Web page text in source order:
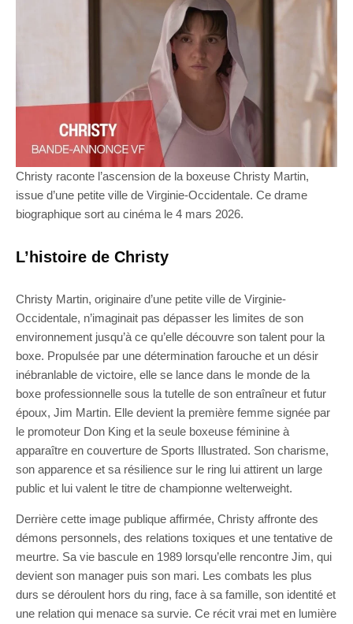
Christy raconte l’ascension de la boxeuse Christy Martin,
issue d’une petite ville de Virginie-Occidentale. Ce drame
biographique sort au cinéma le 4 mars 2026.
L’histoire de Christy
Christy Martin, originaire d’une petite ville de Virginie-
Occidentale, n’imaginait pas dépasser les limites de son
environnement jusqu’à ce qu’elle découvre son talent pour la
boxe. Propulsée par une détermination farouche et un désir
inébranlable de victoire, elle se lance dans le monde de la
boxe professionnelle sous la tutelle de son entraîneur et futur
époux, Jim Martin. Elle devient la première femme signée par
le promoteur Don King et la seule boxeuse féminine à
apparaître en couverture de Sports Illustrated. Son charisme,
son apparence et sa résilience sur le ring lui attirent un large
public et lui valent le titre de championne welterweight.
Derrière cette image publique affirmée, Christy affronte des
démons personnels, des relations toxiques et une tentative de
meurtre. Sa vie bascule en 1989 lorsqu’elle rencontre Jim, qui
devient son manager puis son mari. Les combats les plus
durs se déroulent hors du ring, face à sa famille, son identité et
une relation qui menace sa survie. Ce récit vrai met en lumière